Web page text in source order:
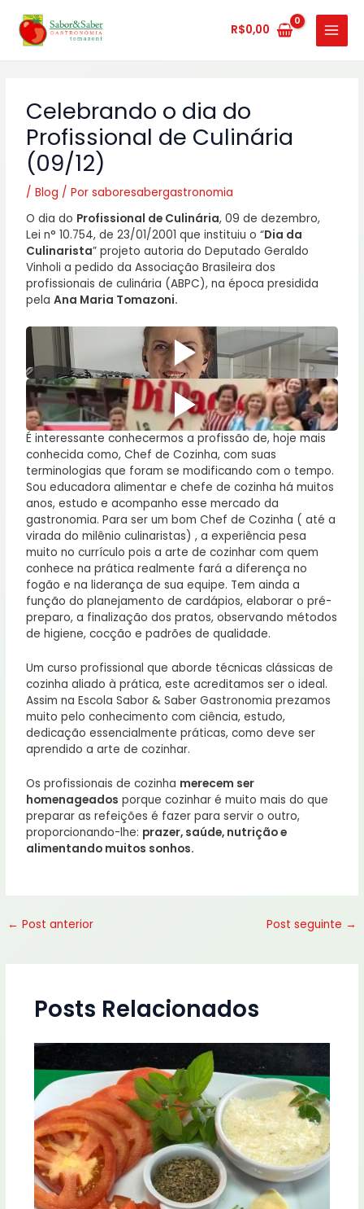
para
R$0,00
MAIN
MENU
Celebrando o dia do
Profissional de Culinária
(09/12)
/Blog / Porsaboresabergastronomia
O dia do Profissional de Culinária, 09 de dezembro,
Lei n° 10.754, de 23/01/2001 que instituiu o “Dia da
Culinarista” projeto autoria do Deputado Geraldo
Vinholi a pedido da Associação Brasileira dos
profissionais de culinária (ABPC), na época presidida
pelaAna Maria Tomazoni.
É interessante conhecermos a profissão de, hoje mais
conhecida como, Chef de Cozinha, com suas
terminologias que foram se modificando com o tempo.
Sou educadora alimentar e chefe de cozinha há muitos
anos, estudo e acompanho esse mercado da
gastronomia. Para ser um bom Chef de Cozinha ( até a
virada do milênio culinaristas) , a experiência pesa
muito no currículo pois a arte de cozinhar com quem
conhece na prática realmente fará a diferença no
fogão e na liderança de sua equipe. Tem ainda a
função do planejamento de cardápios, elaborar o pré-
preparo, a finalização dos pratos, observando métodos
de higiene, cocção e padrões de qualidade.
Um curso profissional que aborde técnicas clássicas de
cozinha aliado à prática, este acreditamos ser o ideal.
Assim na Escola Sabor & Saber Gastronomia prezamos
muito pelo conhecimento com ciência, estudo,
dedicação essencialmente práticas, como deve ser
aprendido a arte de cozinhar.
Os profissionais de cozinha merecem ser
homenageados porque cozinhar é muito mais do que
preparar as refeições é fazer para servir o outro,
proporcionando-lhe: prazer, saúde, nutrição e
alimentando muitos sonhos.
← Post anterior Post seguinte →
Posts Relacionados